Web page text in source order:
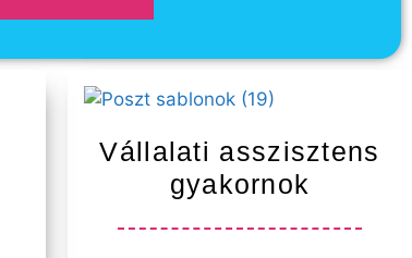
Vállalati asszisztens
gyakornok